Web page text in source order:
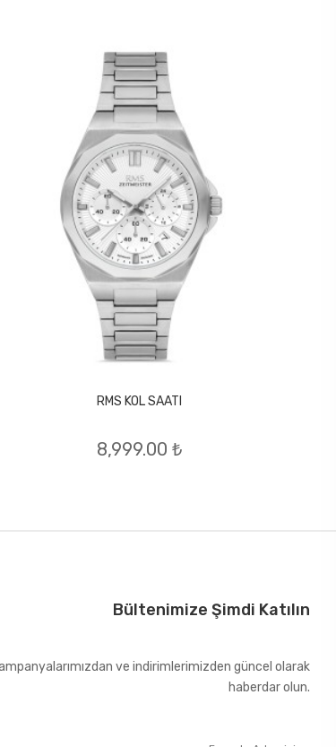
RMS KOL SAATI
8,999.00 ₺
Bültenimize Şimdi Katılın
ve indirimlerimizden güncel olarak
haberdar olun.